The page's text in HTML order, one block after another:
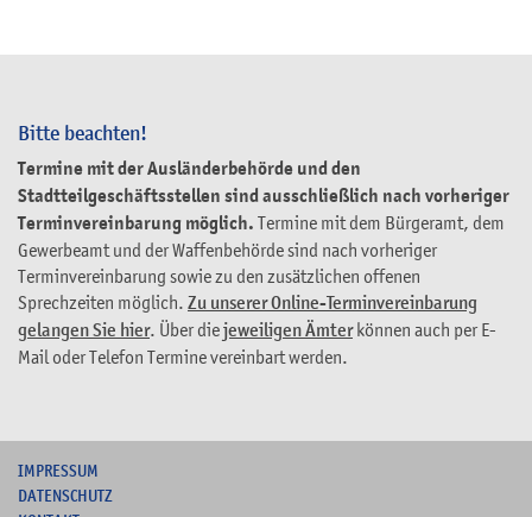
Bitte beachten!
Termine mit der Ausländerbehörde und den
Stadtteilgeschäftsstellen sind ausschließlich nach vorheriger
Terminvereinbarung möglich. Termine mit dem Bürgeramt, dem
Gewerbeamt und der Waffenbehörde sind nach vorheriger
Terminvereinbarung sowie zu den zusätzlichen offenen
Sprechzeiten möglich. Zu unserer Online-Terminvereinbarung
gelangen Sie hier. Über diejeweiligen Ämterkönnen auch per E-
Mail oder Telefon Termine vereinbart werden.
IMPRESSUM
DATENSCHUTZ